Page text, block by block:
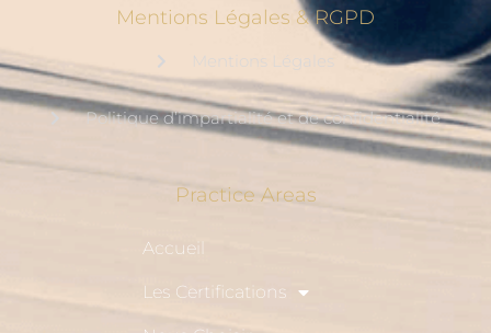
Mentions Légales & RGPD
Mentions Légales
Politique d’impartialité et de confidentialité
Practice Areas
Accueil
Les Certifications